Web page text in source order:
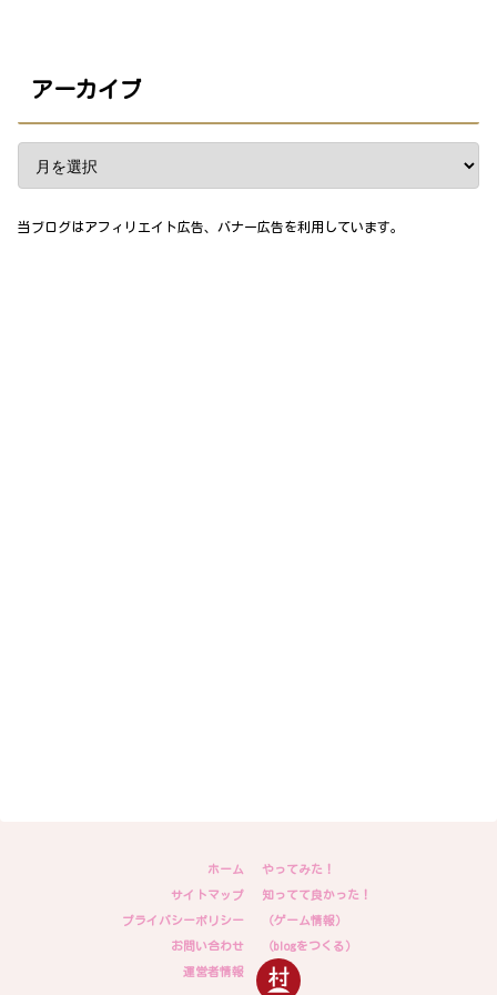
アーカイブ
当ブログはアフィリエイト広告、バナー広告を利用しています。
ホーム
サイトマップ
プライバシーポリシー
お問い合わせ
運営者情報
やってみた！
知ってて良かった！
（ゲーム情報）
（blogをつくる）